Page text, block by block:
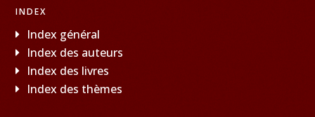
INDEX
Index général
Index des auteurs
Index des livres
Index des thèmes